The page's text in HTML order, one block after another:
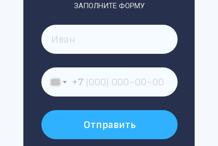
ЗАПОЛНИТЕ ФОРМУ
+7
Отправить